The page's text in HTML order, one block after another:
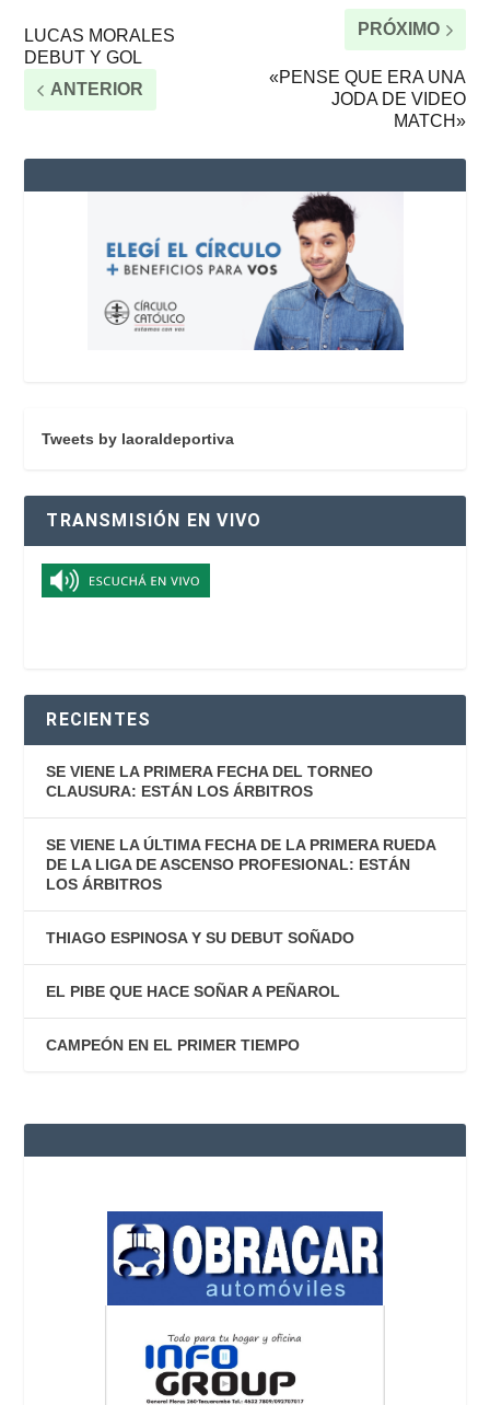
LUCAS MORALES
DEBUT Y GOL
ANTERIOR
PRÓXIMO
«PENSE QUE ERA UNA
JODA DE VIDEO
MATCH»
Tweets by laoraldeportiva
TRANSMISIÓN EN VIVO
RECIENTES
SE VIENE LA PRIMERA FECHA DEL TORNEO
CLAUSURA: ESTÁN LOS ÁRBITROS
SE VIENE LA ÚLTIMA FECHA DE LA PRIMERA RUEDA
DE LA LIGA DE ASCENSO PROFESIONAL: ESTÁN
LOS ÁRBITROS
THIAGO ESPINOSA Y SU DEBUT SOÑADO
EL PIBE QUE HACE SOÑAR A PEÑAROL
CAMPEÓN EN EL PRIMER TIEMPO